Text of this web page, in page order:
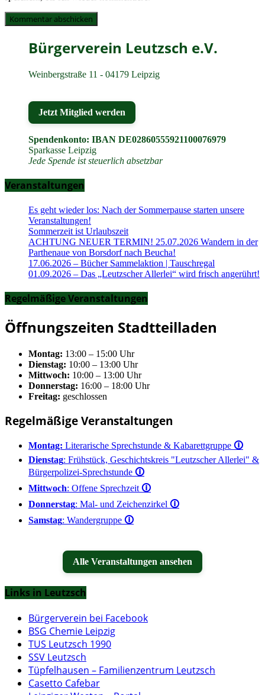
Bürgerverein Leutzsch e.V.
Weinbergstraße 11 - 04179 Leipzig
Jetzt Mitglied werden
Spendenkonto: IBAN DE02860555921100076979
Sparkasse Leipzig
Jede Spende ist steuerlich absetzbar
Veranstaltungen
Es geht wieder los: Nach der Sommerpause starten unsere
Veranstaltungen!
Sommerzeit ist Urlaubszeit
ACHTUNG NEUER TERMIN! 25.07.2026 Wandern in der
Parthenaue von Borsdorf nach Beucha!
17.06.2026 – Bücher Sammelaktion | Tauschregal
01.09.2026 – Das „Leutzscher Allerlei“ wird frisch angerührt!
Regelmäßige Veranstaltungen
Öffnungszeiten Stadtteilladen
Montag: 13:00 – 15:00 Uhr
Dienstag: 10:00 – 13:00 Uhr
Mittwoch: 10:00 – 13:00 Uhr
Donnerstag: 16:00 – 18:00 Uhr
Freitag: geschlossen
Regelmäßige Veranstaltungen
Montag: Literarische Sprechstunde & Kabarettgruppe 🛈
Dienstag: Frühstück, Geschichtskreis "Leutzscher Allerlei" &
Bürgerpolizei-Sprechstunde 🛈
Mittwoch: Offene Sprechzeit 🛈
Donnerstag: Mal- und Zeichenzirkel 🛈
Samstag: Wandergruppe 🛈
Alle Veranstaltungen ansehen
Links in Leutzsch
Bürgerverein bei Facebook
BSG Chemie Leipzig
TUS Leutzsch 1990
SSV Leutzsch
Tüpfelhausen – Familienzentrum Leutzsch
Casetto Cafebar